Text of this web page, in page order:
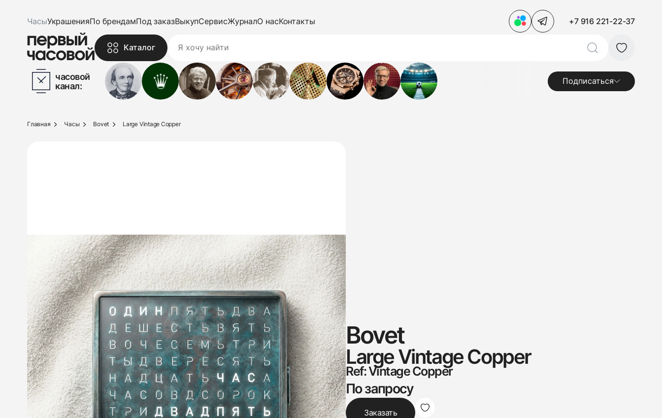
ЧасыУкрашенияПо брендамПод заказВыкупСервисЖурналО насКонтакты +7 916 221-22-37
Каталог
часовой
канал:
Подписаться
Главная Часы Bovet Large Vintage Copper
Bovet
Large Vintage Copper
Ref: Vintage Copper
По запросу
Заказать